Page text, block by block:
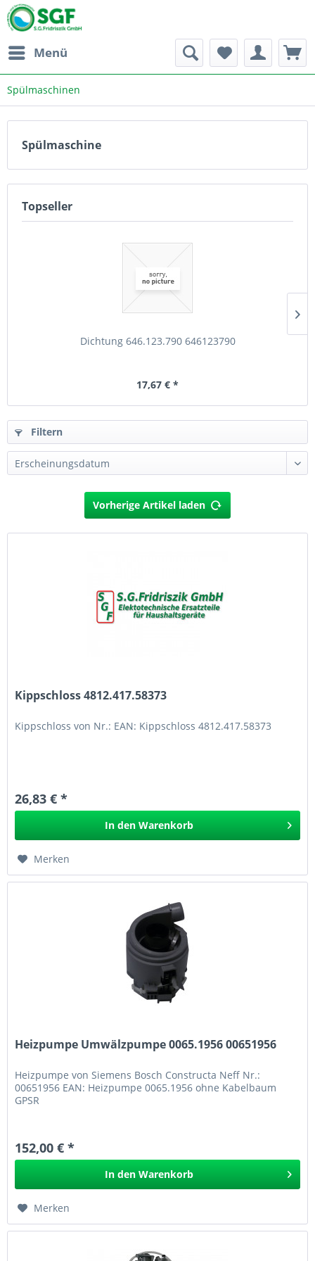
Menü
Spülmaschinen
Spülmaschine
Topseller
Dichtung 646.123.790 646123790
17,67 € *
Filtern
Vorherige Artikel laden
Kippschloss 4812.417.58373
Kippschloss von Nr.: EAN: Kippschloss 4812.417.58373
26,83 € *
In den Warenkorb
Merken
Heizpumpe Umwälzpumpe 0065.1956 00651956
Heizpumpe von Siemens Bosch Constructa Neff Nr.:
00651956 EAN: Heizpumpe 0065.1956 ohne Kabelbaum
GPSR
152,00 € *
In den Warenkorb
Merken